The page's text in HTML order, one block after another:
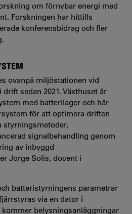
om förnybar energi med
Forskningen har hittills
konferensbidrag och fler
ovanpå miljöstationen vid
sedan 2021. Växthuset är
med batterilager och här
för att optimera driften
styrningsmetoder,
signalbehandling genom
av inbyggd
Jorge Solis, docent i
batteristyrningens parametrar
via en dator i
belysningsanläggningar